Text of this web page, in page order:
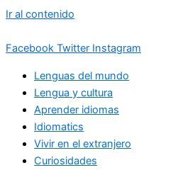
Ir al contenido
Facebook Twitter Instagram
Lenguas del mundo
Lengua y cultura
Aprender idiomas
Idiomatics
Vivir en el extranjero
Curiosidades